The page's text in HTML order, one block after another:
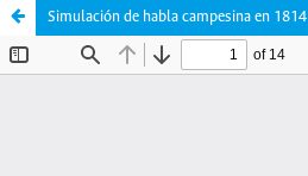
Simulación de habla campesina en 1814